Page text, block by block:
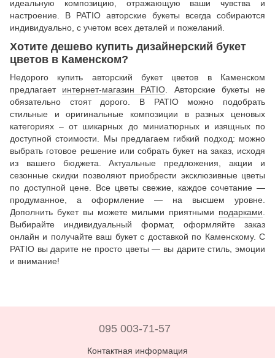
идеальную композицию, отражающую ваши чувства и
настроение. В PATIO авторские букеты всегда собираются
индивидуально, с учетом всех деталей и пожеланий.
Хотите дешево купить дизайнерский букет
цветов в Каменском?
Недорого купить авторский букет цветов в Каменском
предлагает интернет-магазин PATIO . Авторские букеты не
обязательно стоят дорого. В PATIO можно подобрать
стильные и оригинальные композиции в разных ценовых
категориях – от шикарных до миниатюрных и изящных по
доступной стоимости. Мы предлагаем гибкий подход: можно
выбрать готовое решение или собрать букет на заказ, исходя
из вашего бюджета. Актуальные предложения, акции и
сезонные скидки позволяют приобрести эксклюзивные цветы
по доступной цене. Все цветы свежие, каждое сочетание —
продуманное, а оформление — на высшем уровне.
Дополнить букет вы можете милыми приятными подарками
Выбирайте индивидуальный формат, оформляйте заказ
онлайн и получайте ваш букет с доставкой по Каменскому. С
PATIO вы дарите не просто цветы — вы дарите стиль, эмоции
и внимание!
095 003-71-57
Контактная информация